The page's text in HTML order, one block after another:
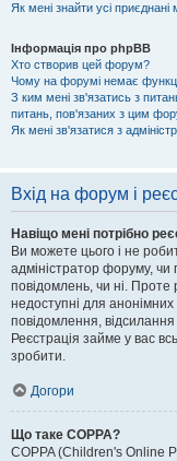
Як мені знайти усі
Інформація про phpBB
Хто створив цей форум?
Чому на форумі немає
З ким мені зв'язатись з
питань, пов'язаних з цим
Як мені зв'язатися з
Вхід на форум і
Навіщо мені потрібно
Ви можете цього і не
адміністратор форуму,
повідомлень, чи ні. Проте
недоступні для анонімних
повідомлення, відсилання
Реєстрація займе у вас
зробити.
Догори
Що таке COPPA?
COPPA (Children's Online